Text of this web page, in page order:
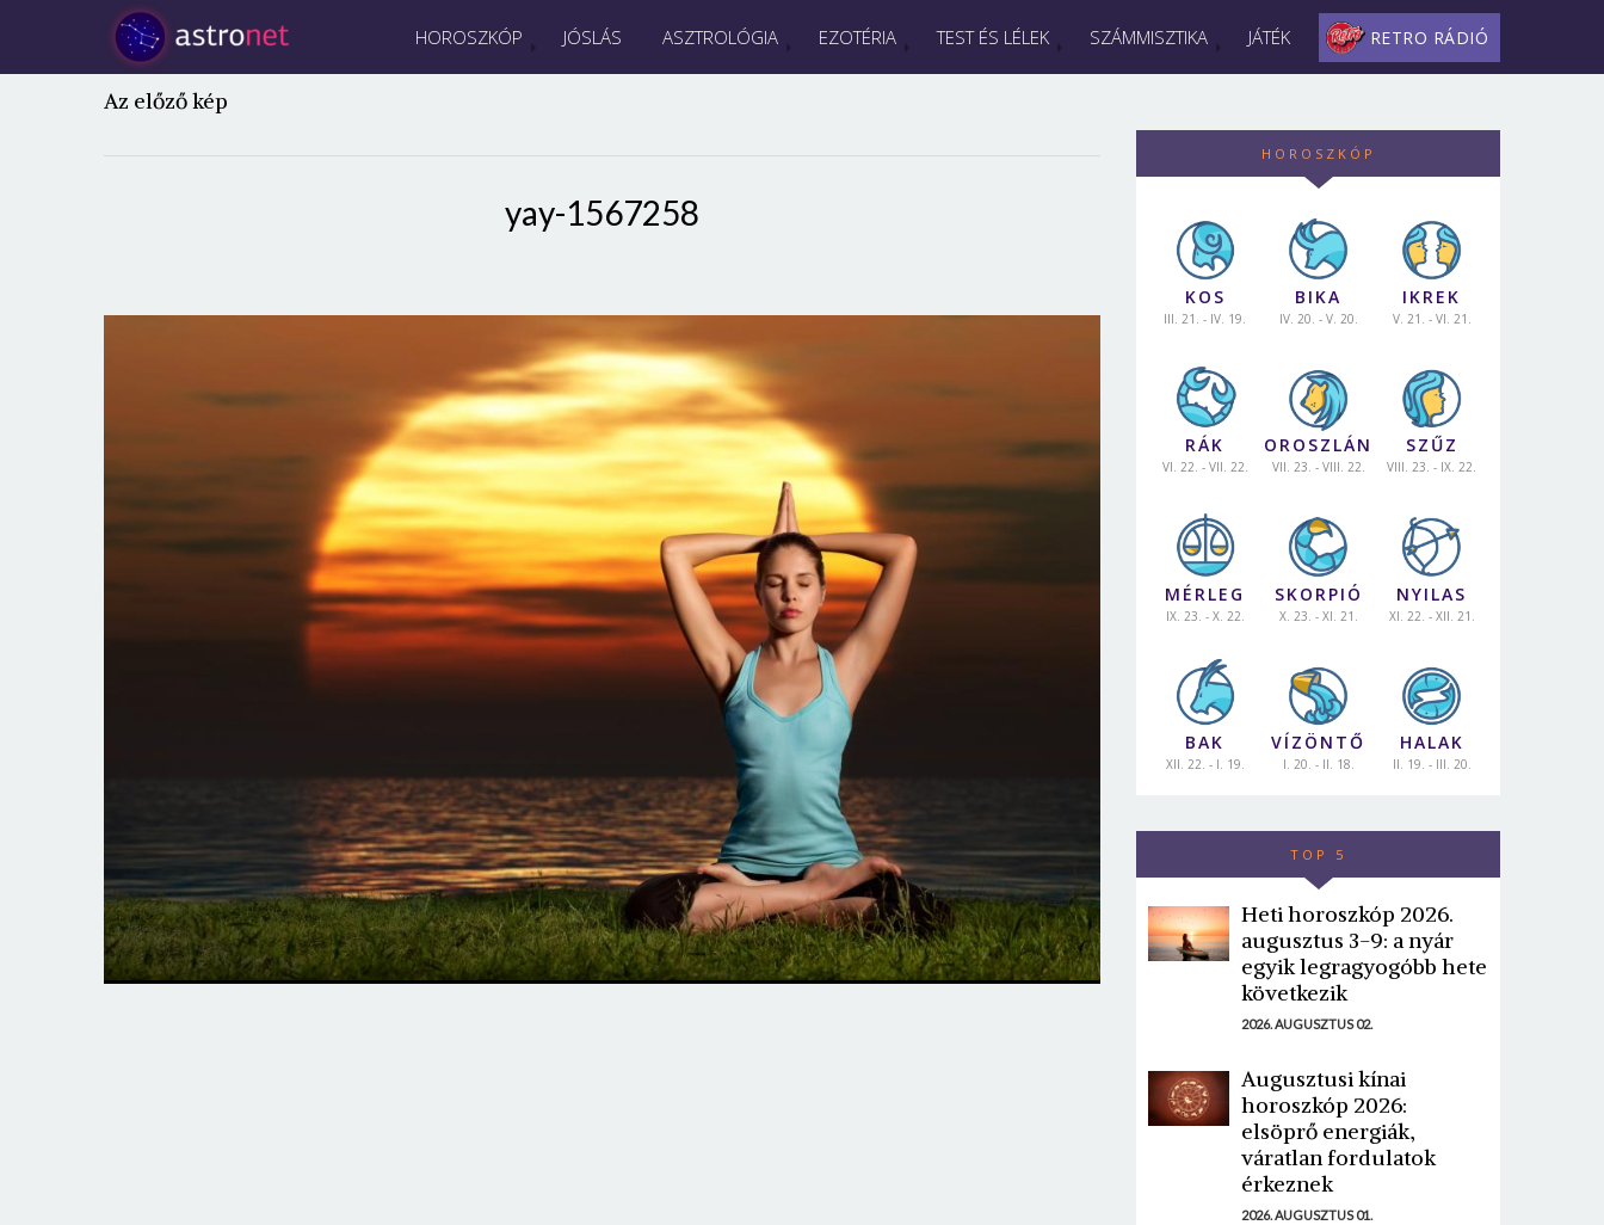
HOROSZKÓP JÓSLÁS ASZTROLÓGIA EZOTÉRIA TEST ÉS LÉLEK SZÁMMISZTIKA JÁTÉK RETRO RÁDIÓ
Az előző kép
yay-1567258
HOROSZKÓP
KOS
III. 21. - IV. 19.
BIKA
IV. 20. - V. 20.
IKREK
V. 21. - VI. 21.
RÁK
VI. 22. - VII. 22.
OROSZLÁN
VII. 23. - VIII. 22.
SZŰZ
VIII. 23. - IX. 22.
MÉRLEG
IX. 23. - X. 22.
SKORPIÓ
X. 23. - XI. 21.
NYILAS
XI. 22. - XII. 21.
BAK
XII. 22. - I. 19.
VÍZÖNTŐ
I. 20. - II. 18.
HALAK
II. 19. - III. 20.
TOP 5
Heti horoszkóp 2026.
augusztus 3-9: a nyár
egyik legragyogóbb hete
következik
2026. AUGUSZTUS 02.
Augusztusi kínai
horoszkóp 2026:
elsöprő energiák,
váratlan fordulatok
érkeznek
2026. AUGUSZTUS 01.